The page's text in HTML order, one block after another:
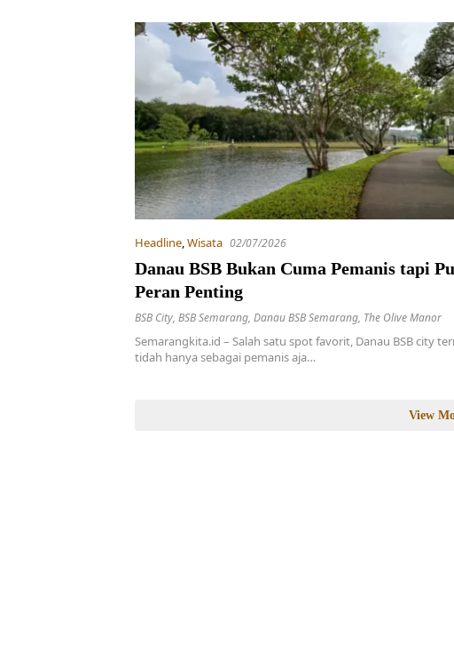
Headline,Wisata 02/07/2026
Danau BSB Bukan Cuma Pemanis tapi
Peran Penting
BSB City, BSB Semarang, Danau BSB Semarang, The Olive Manor
Semarangkita.id – Salah satu spot favorit, Danau BSB city
tidah hanya sebagai pemanis aja…
View